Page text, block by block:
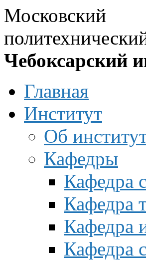
Московский
Чебоксарский
Главная
Институт
Об
Кафедры
Кафедра
Кафедра
Кафедра
Кафедра